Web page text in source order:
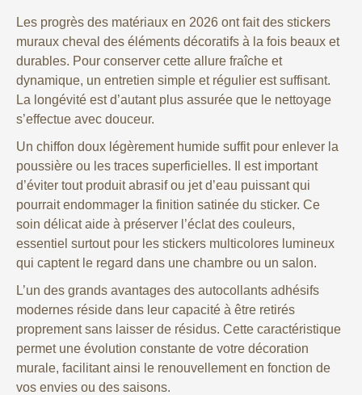
Les progrès des matériaux en 2026 ont fait des stickers
muraux cheval des éléments décoratifs à la fois beaux et
durables. Pour conserver cette allure fraîche et
dynamique, un entretien simple et régulier est suffisant.
La longévité est d’autant plus assurée que le nettoyage
s’effectue avec douceur.
Un chiffon doux légèrement humide suffit pour enlever la
poussière ou les traces superficielles. Il est important
d’éviter tout produit abrasif ou jet d’eau puissant qui
pourrait endommager la finition satinée du sticker. Ce
soin délicat aide à préserver l’éclat des couleurs,
essentiel surtout pour les stickers multicolores lumineux
qui captent le regard dans une chambre ou un salon.
L’un des grands avantages des autocollants adhésifs
modernes réside dans leur capacité à être retirés
proprement sans laisser de résidus. Cette caractéristique
permet une évolution constante de votre décoration
murale, facilitant ainsi le renouvellement en fonction de
vos envies ou des saisons.